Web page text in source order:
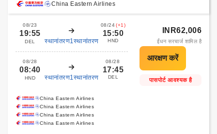
China Eastern Airlines
08/23
19:55
DEL स्थानांतरण1स्थानांतरण
08/24 (+1)
15:50
HND
08/28
08:40
HND स्थानांतरण1स्थानांतरण
08/28
17:45
DEL
INR62,006
ईंधन सरचार्ज शामिल है
पासपोर्ट आवश्यक है
China Eastern Airlines
China Eastern Airlines
China Eastern Airlines
China Eastern Airlines